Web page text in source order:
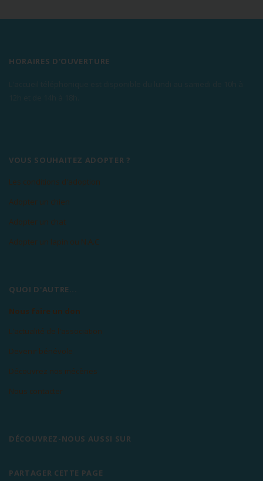
HORAIRES D'OUVERTURE
VOUS SOUHAITEZ ADOPTER ?
Les conditions d'adoption
Adopter un chien
Adopter un chat
Adopter un lapin ou N.A.C
QUOI D'AUTRE...
Nous faire un don
L'actualité de l'association
Devenir bénévole
Découvrez nos mécènes
Nous contacter
DÉCOUVREZ-NOUS AUSSI SUR
PARTAGER CETTE PAGE